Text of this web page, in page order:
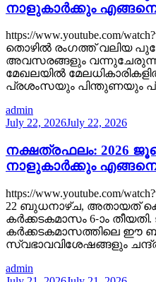
നാളുകാർക്കും എങ്ങനെ
https://www.youtube.com/
തൊഴിൽ രംഗത്ത് വലിയ
അവസരങ്ങളും
മേഖലയിൽ
പ്രശംസയും പിന്തുണയും
admin
July 22, 2026July 22, 2026
നക്ഷത്രഫലം: 2026
നാളുകാർക്കും എങ്ങനെ
https://www.youtube.com/
22 ബുധനാഴ്ച, അതായത്
കർക്കടകമാസം 6-ാം
കർക്കടകമാസത്തിലെ ഈ
സ്വഭാവവിശേഷങ്ങളും
admin